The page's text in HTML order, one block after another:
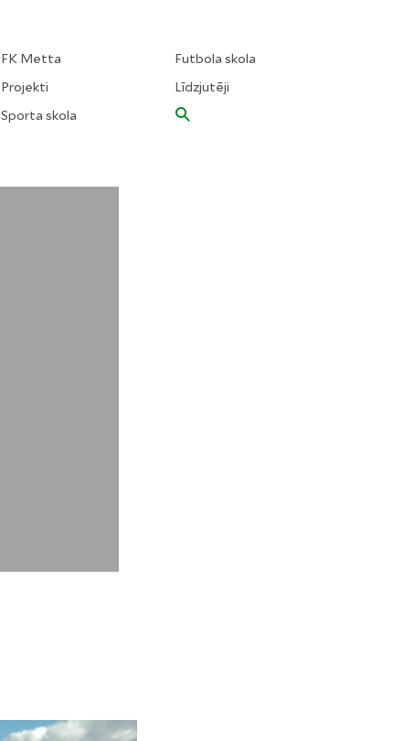
FK Metta
Projekti
Sporta skola
Futbola skola
Līdzjutēji